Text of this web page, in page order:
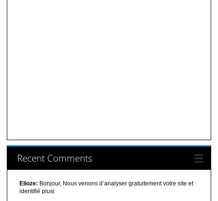
Recent Comments
Elioze: Bonjour, Nous venons d’analyser gratuitement votre site et
identifié plusi